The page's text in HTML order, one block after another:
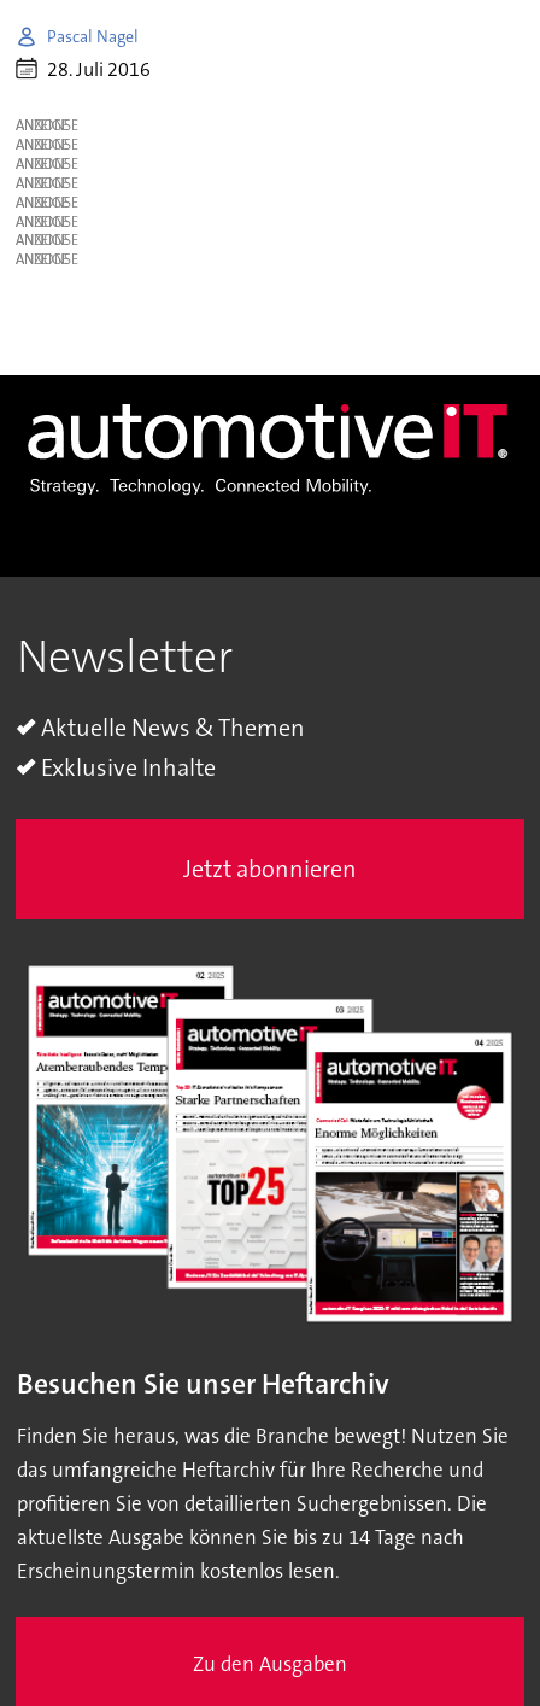
Pascal Nagel
28. Juli 2016
ANZEIGE
ANZEIGE
ANZEIGE
ANZEIGE
ANZEIGE
ANZEIGE
ANZEIGE
ANZEIGE
Newsletter
Aktuelle News & Themen
Exklusive Inhalte
Jetzt abonnieren
Besuchen Sie unser Heftarchiv
Finden Sie heraus, was die Branche bewegt! Nutzen Sie
das umfangreiche Heftarchiv für Ihre Recherche und
profitieren Sie von detaillierten Suchergebnissen. Die
aktuellste Ausgabe können Sie bis zu 14 Tage nach
Erscheinungstermin kostenlos lesen.
Zu den Ausgaben